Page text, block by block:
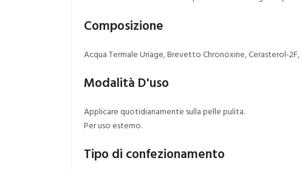
Composizione
Acqua Termale Uriage, Brevetto Chronoxine, Cerasterol-
Modalità D'uso
Applicare quotidianamente sulla pelle pulita.
Per uso esterno.
Tipo di confezionamento